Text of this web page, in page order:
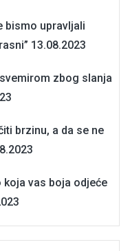
bismo upravljali
13.08.2023
zbog slanja
brzinu, a da se ne
vas boja odjeće